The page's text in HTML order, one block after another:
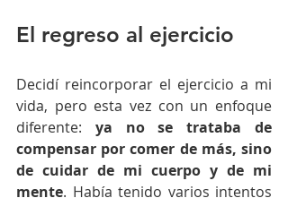
El regreso al ejercicio
Decidí reincorporar el ejercicio a mi
vida, pero esta vez con un enfoque
diferente: ya no se trataba de
compensar por comer de más, sino
de cuidar de mi cuerpo y de mi
mente. Había tenido varios intentos